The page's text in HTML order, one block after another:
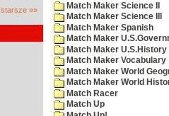
starsze »»
Match Maker Science II
Match Maker Science III
Match Maker Spanish
Match Maker
Match Maker U.S.History
Match Maker Vocabulary
Match Maker World
Match Maker World
Match Racer
Match Up